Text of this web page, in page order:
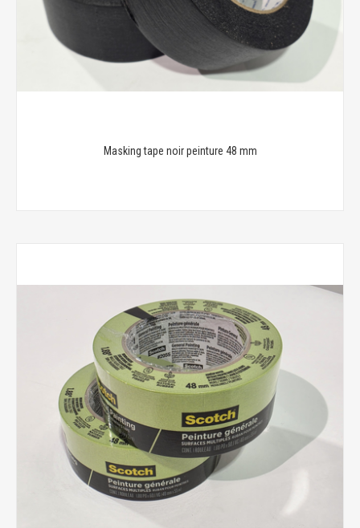
Masking tape noir peinture 48 mm